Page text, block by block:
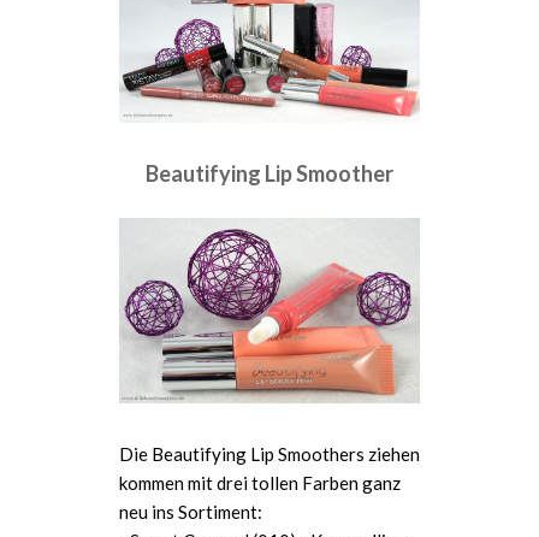
Beautifying Lip Smoother
Die Beautifying Lip Smoothers ziehen
kommen mit drei tollen Farben ganz
neu ins Sortiment: